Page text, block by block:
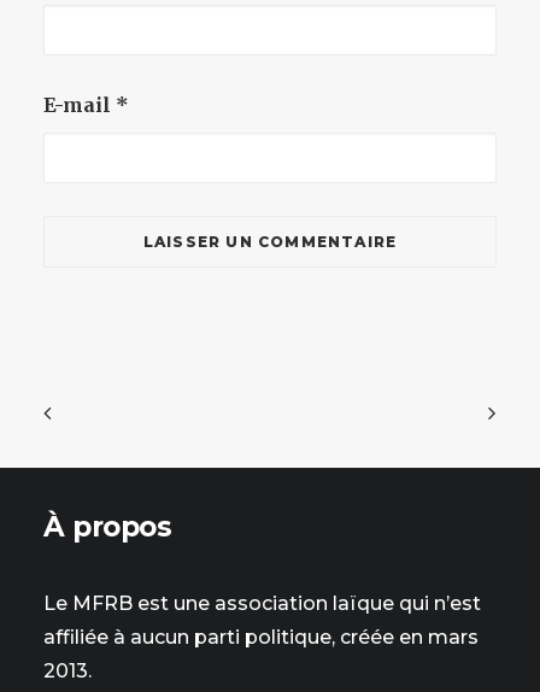
E-mail *
À propos
Le MFRB est une association laïque qui n’est
affiliée à aucun parti politique, créée en mars
2013.